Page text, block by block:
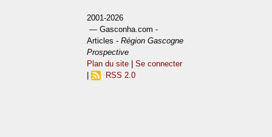
2001-2026
— Gasconha.com -
Articles -Région Gascogne
Prospective
Plan du site |Se connecter
RSS 2.0